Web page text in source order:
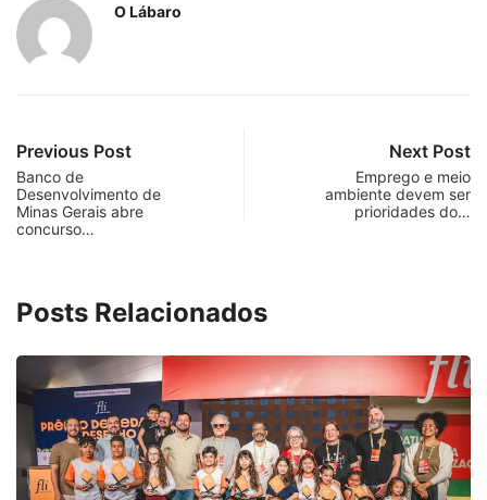
O Lábaro
Previous Post
Banco de
Desenvolvimento de
Minas Gerais abre
concurso…
Next Post
Emprego e meio
ambiente devem ser
prioridades do…
Posts Relacionados